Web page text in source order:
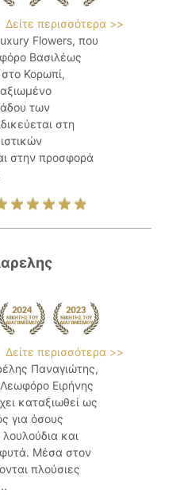
Δείτε περισσότερα >>
Flowers, που
Βασιλέως
Κορωπί,
των
στη
στην προσφορά
Δείτε περισσότερα >>
Παναγιώτης,
Ειρήνης
καταξιωθεί ως
για όσους
και
Μέσα στον
πλούσιες